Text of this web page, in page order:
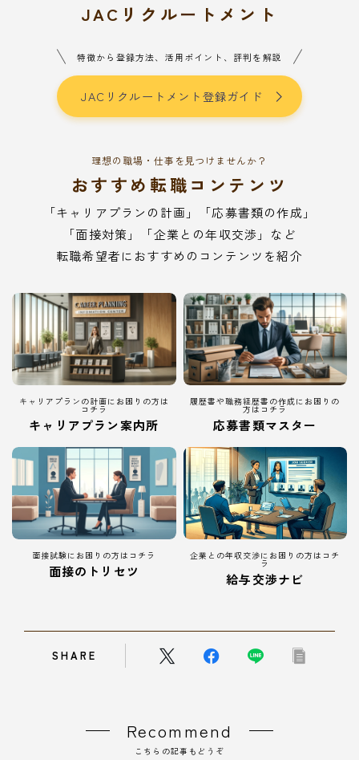
JACリクルートメント
特徴から登録方法、活用ポイント、評判を解説
JACリクルートメント登録ガイド
理想の職場・仕事を見つけませんか？
おすすめ転職コンテンツ
「キャリアプランの計画」「応募書類の作成」
「面接対策」「企業との年収交渉」など
転職希望者におすすめのコンテンツを紹介
キャリアプランの計画にお困りの方は
コチラ
キャリアプラン案内所
履歴書や職務経歴書の作成にお困りの
方はコチラ
応募書類マスター
面接試験にお困りの方はコチラ
面接のトリセツ
企業との年収交渉にお困りの方はコチ
ラ
給与交渉ナビ
SHARE
Recommend
こちらの記事もどうぞ